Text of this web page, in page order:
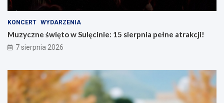
KONCERT WYDARZENIA
Muzyczne święto w Sulęcinie: 15 sierpnia pełne atrakcji!
7 sierpnia 2026